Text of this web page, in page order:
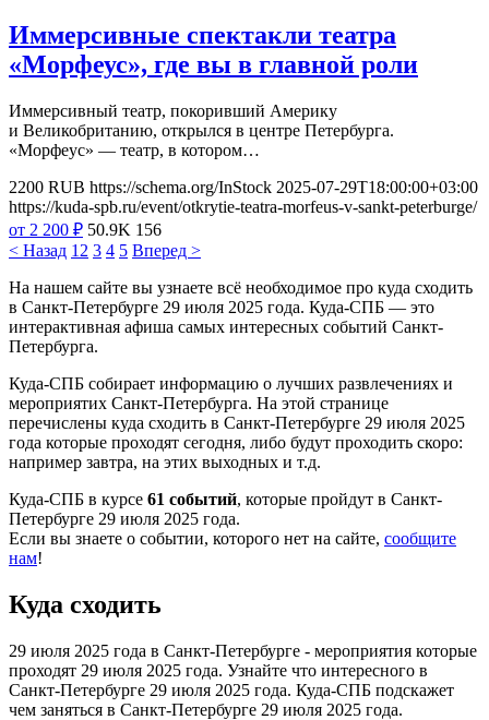
Иммерсивные спектакли театра
«Морфеус», где вы в главной роли
Иммерсивный театр, покоривший Америку
и Великобританию, открылся в центре Петербурга.
«Морфеус» — театр, в котором…
2200 RUB https://schema.org/InStock 2025-07-29T18:00:00+03:00
https://kuda-spb.ru/event/otkrytie-teatra-morfeus-v-sankt-peterburge/
от 2 200 ₽ 50.9K 156
< Назад 1 2 3 4 5 Вперед >
На нашем сайте вы узнаете всё необходимое про куда сходить
в Санкт-Петербурге 29 июля 2025 года. Куда-СПБ — это
интерактивная афиша самых интересных событий Санкт-
Петербурга.
Куда-СПБ собирает информацию о лучших развлечениях и
мероприятих Санкт-Петербурга. На этой странице
перечислены куда сходить в Санкт-Петербурге 29 июля 2025
года которые проходят сегодня, либо будут проходить скоро:
например завтра, на этих выходных и т.д.
Куда-СПБ в курсе 61 событий, которые пройдут в Санкт-
Петербурге 29 июля 2025 года.
Если вы знаете о событии, которого нет на сайте, сообщите
нам!
Куда сходить
29 июля 2025 года в Санкт-Петербурге - мероприятия которые
проходят 29 июля 2025 года. Узнайте что интересного в
Санкт-Петербурге 29 июля 2025 года. Куда-СПБ подскажет
чем заняться в Санкт-Петербурге 29 июля 2025 года.